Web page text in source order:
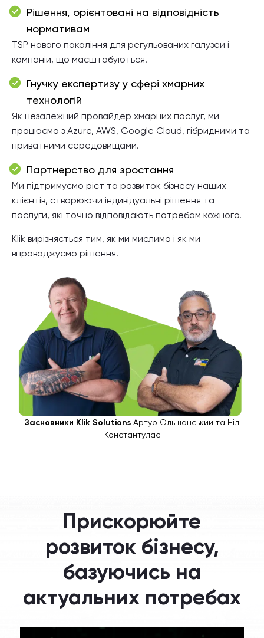
Рішення, орієнтовані на відповідність
нормативам
TSP нового покоління для регульованих галузей і
компаній, що масштабуються.
Гнучку експертизу у сфері хмарних
технологій
Як незалежний провайдер хмарних послуг, ми
працюємо з Azure, AWS, Google Cloud, гібридними та
приватними середовищами.
Партнерство для зростання
Ми підтримуємо ріст та розвиток бізнесу наших
клієнтів, створюючи індивідуальні рішення та
послуги, які точно відповідають потребам кожного.
Klik вирізняється тим, як ми мислимо і як ми
впроваджуємо рішення.
Засновники Klik Solutions Артур Ольшанський та Ніл
Константулас
Прискорюйте
розвиток бізнесу,
базуючись на
актуальних потребах